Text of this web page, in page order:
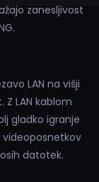
zanesljivost
LAN na višji
LAN kablom
gladko igranje
videoposnetkov
datotek.